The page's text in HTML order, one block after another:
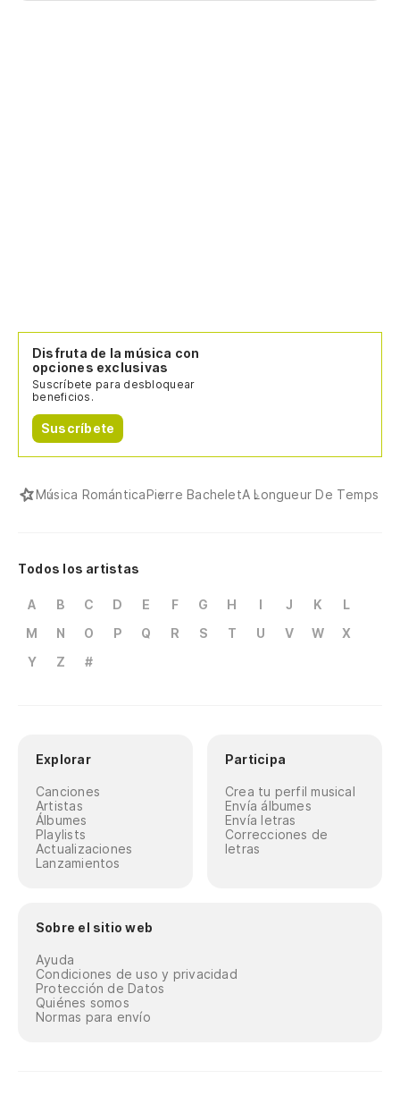
Disfruta de la música con
opciones exclusivas
Suscríbete para desbloquear
beneficios.
Suscríbete
Música RománticaPierre BacheletA Longueur De Temps
Todos los artistas
A B C D E F G H I J K
L
M
N O P Q R S T U V W
X
Y
Z #
Explorar
Canciones
Artistas
Álbumes
Playlists
Actualizaciones
Lanzamientos
Participa
Crea tu perfil musical
Envía álbumes
Envía letras
Correcciones de
letras
Sobre el sitio web
Ayuda
Condiciones de uso y privacidad
Protección de Datos
Quiénes somos
Normas para envío